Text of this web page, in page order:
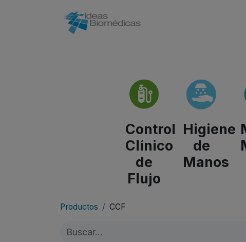
Higiene
de
Manos
Control
Clínico
de
Flujo
Productos CCF